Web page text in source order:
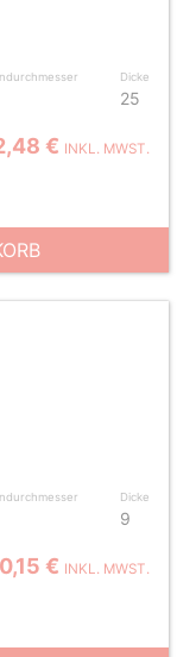
Dicke
25
€ INKL. MWST.
Dicke
9
€ INKL. MWST.